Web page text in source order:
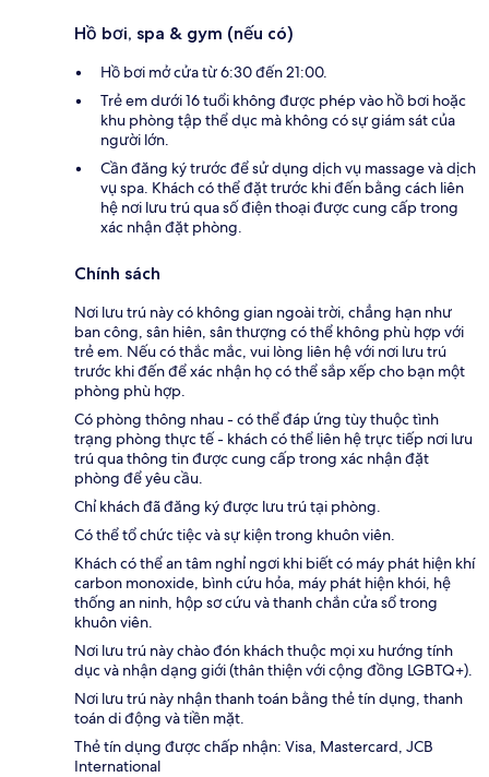
Hồ bơi, spa & gym (nếu có)
Hồ bơi mở cửa từ 6:30 đến 21:00.
Trẻ em dưới 16 tuổi không được phép vào hồ bơi hoặc
khu phòng tập thể dục mà không có sự giám sát của
người lớn.
Cần đăng ký trước để sử dụng dịch vụ massage và dịch
vụ spa. Khách có thể đặt trước khi đến bằng cách liên
hệ nơi lưu trú qua số điện thoại được cung cấp trong
xác nhận đặt phòng.
Chính sách
Nơi lưu trú này có không gian ngoài trời, chẳng hạn như
ban công, sân hiên, sân thượng có thể không phù hợp với
trẻ em. Nếu có thắc mắc, vui lòng liên hệ với nơi lưu trú
trước khi đến để xác nhận họ có thể sắp xếp cho bạn một
phòng phù hợp.
Có phòng thông nhau - có thể đáp ứng tùy thuộc tình
trạng phòng thực tế - khách có thể liên hệ trực tiếp nơi lưu
trú qua thông tin được cung cấp trong xác nhận đặt
phòng để yêu cầu.
Chỉ khách đã đăng ký được lưu trú tại phòng.
Có thể tổ chức tiệc và sự kiện trong khuôn viên.
Khách có thể an tâm nghỉ ngơi khi biết có máy phát hiện khí
carbon monoxide, bình cứu hỏa, máy phát hiện khói, hệ
thống an ninh, hộp sơ cứu và thanh chắn cửa sổ trong
khuôn viên.
Nơi lưu trú này chào đón khách thuộc mọi xu hướng tính
dục và nhận dạng giới (thân thiện với cộng đồng LGBTQ+).
Nơi lưu trú này nhận thanh toán bằng thẻ tín dụng, thanh
toán di động và tiền mặt.
Thẻ tín dụng được chấp nhận: Visa, Mastercard, JCB
International